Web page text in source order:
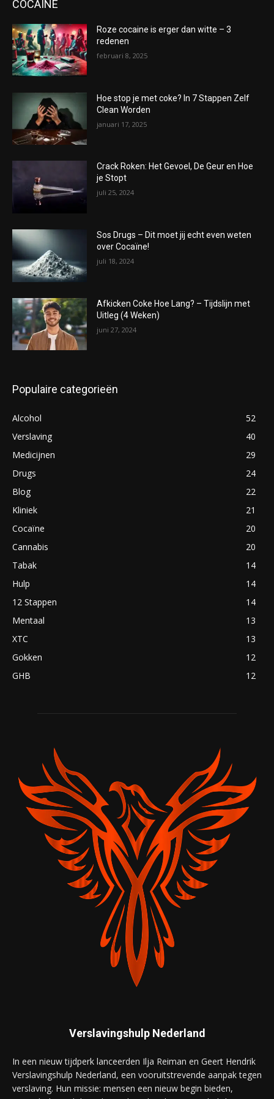
COCAÏNE
Roze cocaine is erger dan witte – 3
redenen
februari 8, 2025
Hoe stop je met coke? In 7 Stappen Zelf
Clean Worden
januari 17, 2025
Crack Roken: Het Gevoel, De Geur en Hoe
je Stopt
juli 25, 2024
Sos Drugs – Dit moet jij echt even weten
over Cocaïne!
juli 18, 2024
Afkicken Coke Hoe Lang? – Tijdslijn met
Uitleg (4 Weken)
juni 27, 2024
Populaire categorieën
Alcohol
52
Verslaving
40
Medicijnen
29
Drugs
24
Blog
22
Kliniek
21
Cocaïne
20
Cannabis
20
Tabak
14
Hulp
14
12 Stappen
14
Mentaal
13
XTC
13
Gokken
12
GHB
12
Verslavingshulp Nederland
In een nieuw tijdperk lanceerden Ilja Reiman en Geert Hendrik
Verslavingshulp Nederland, een vooruitstrevende aanpak tegen
verslaving. Hun missie: mensen een nieuw begin bieden,